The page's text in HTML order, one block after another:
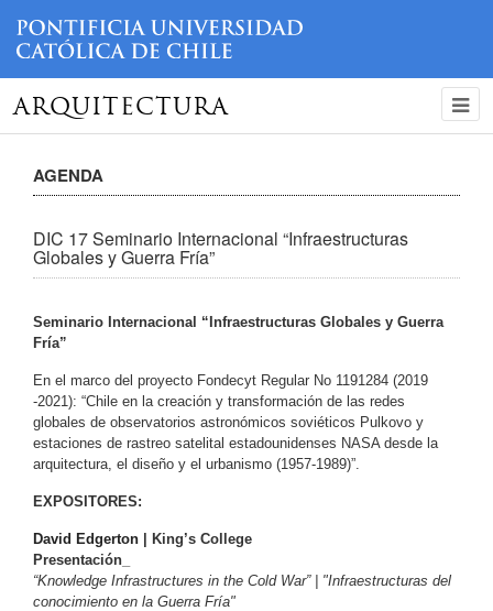
ARQUITECTURA
AGENDA
DIC 17 Seminario Internacional “Infraestructuras
Globales y Guerra Fría”
Seminario Internacional “Infraestructuras Globales y Guerra
Fría”
En el marco del proyecto Fondecyt Regular No 1191284 (2019
-2021): “Chile en la creación y transformación de las redes
estaciones de rastreo satelital estadounidenses NASA desde la
arquitectura, el diseño y el urbanismo (1957-1989)”.
EXPOSITORES:
David Edgerton
King’s College
Presentación_
“Knowledge Infrastructures in the Cold War” | "Infraestructuras del
conocimiento en la Guerra Fría"